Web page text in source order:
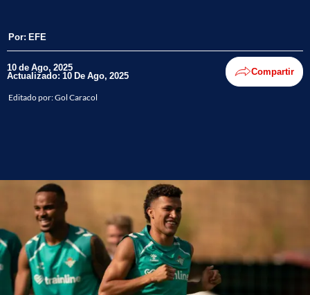
Por: EFE
10 de Ago, 2025
Actualizado: 10 De Ago, 2025 Compartir
Editado por:Gol Caracol